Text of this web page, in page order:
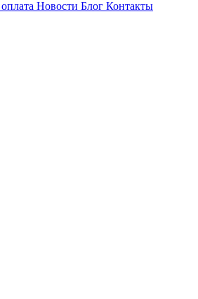
Новости Блог Контакты